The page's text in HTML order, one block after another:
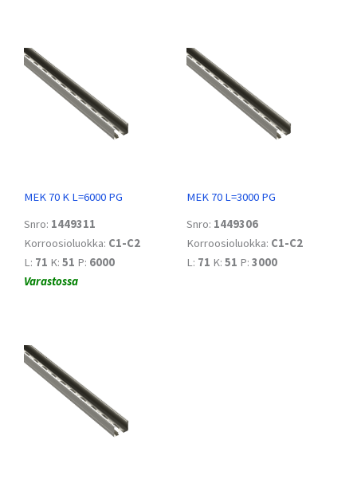
MEK 70 K L=6000 PG
Snro: 1449311
Korroosioluokka: C1-C2
L: 71 K: 51 P: 6000
Varastossa
MEK 70 L=3000 PG
Snro: 1449306
Korroosioluokka: C1-C2
L: 71 K: 51 P: 3000